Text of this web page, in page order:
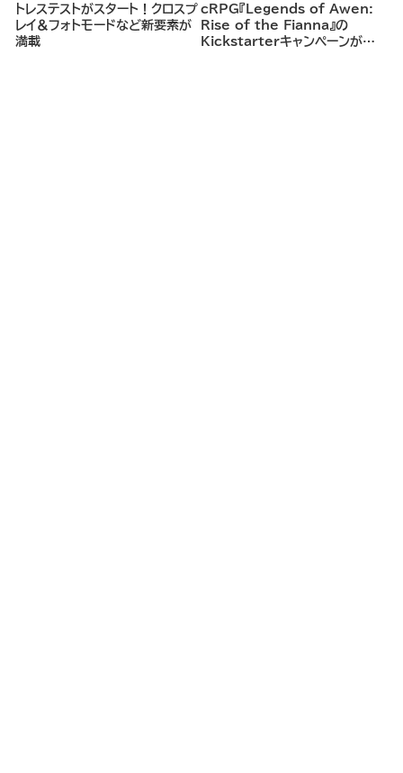
トレステストがスタート！クロスプ
レイ＆フォトモードなど新要素が
満載
cRPG『Legends of Awen:
Rise of the Fianna』の
Kickstarterキャンペーンがま